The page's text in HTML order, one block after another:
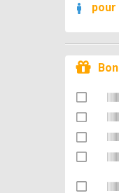
pour